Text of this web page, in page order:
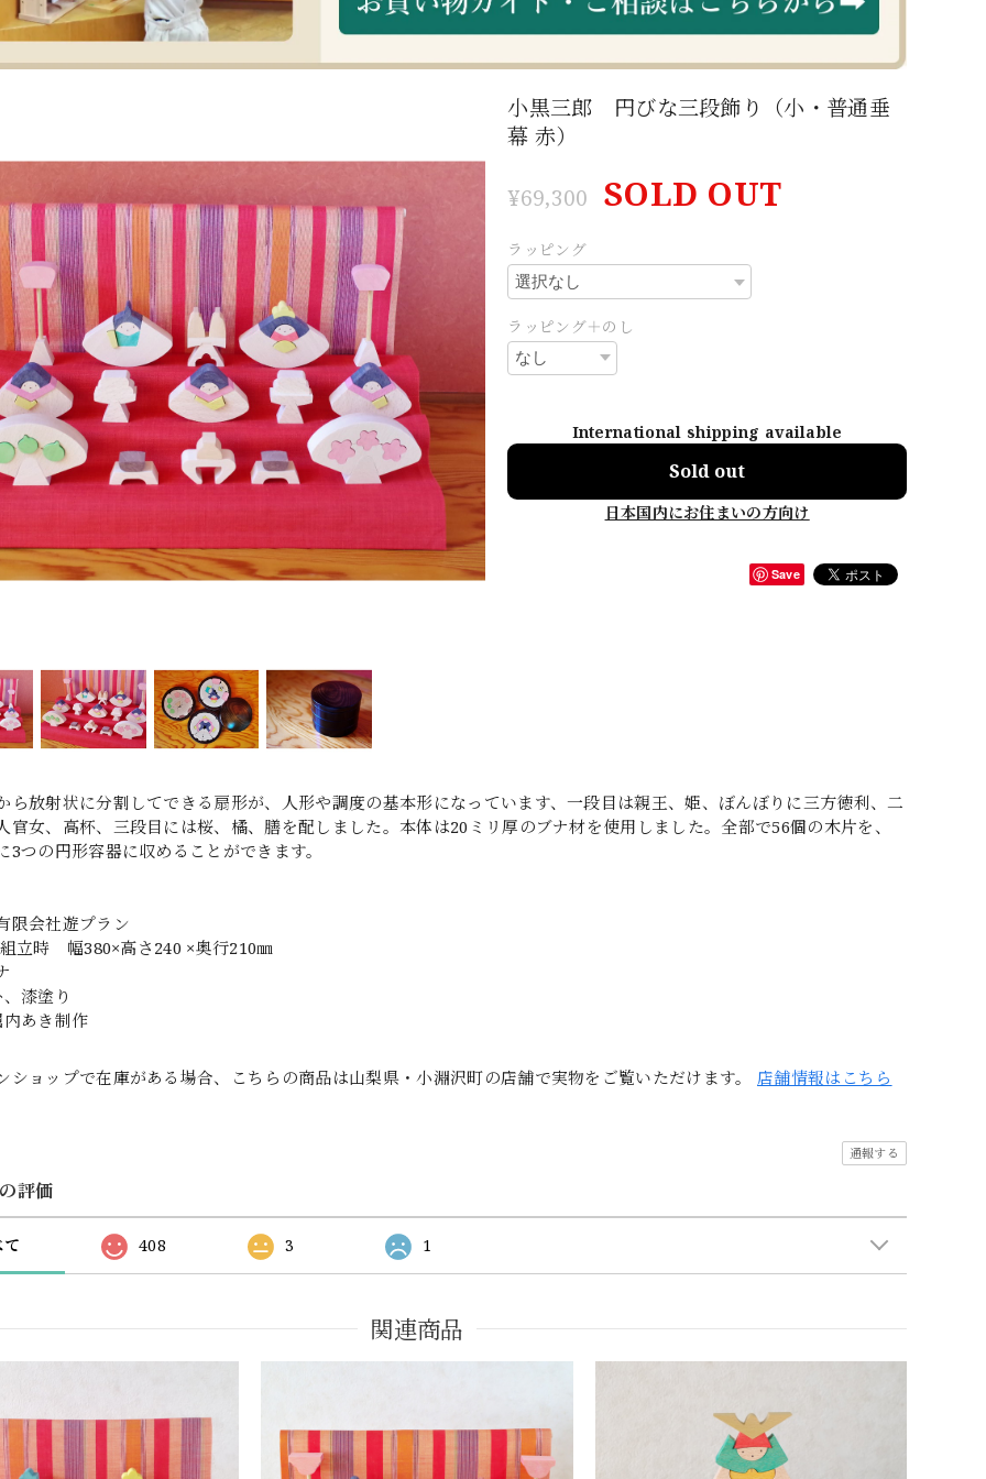
小黒三郎 円びな三段飾り（小・普通垂
幕 赤）
¥69,300 SOLD OUT
ラッピング
ラッピング＋のし
International shipping available
Sold out
日本国内にお住まいの方向け
Save
ら放射状に分割してできる扇形が、人形や調度の基本形になっています、一段目は親王、姫、ぼんぼりに三方徳利、二
官女、高杯、三段目には桜、橘、膳を配しました。本体は20ミリ厚のブナ材を使用しました。全部で56個の木片を、
3つの円形容器に収めることができます。
限会社遊プラン
立時 幅380×高さ240 ×奥行210㎜
漆塗り
あき制作
ショップで在庫がある場合、こちらの商品は山梨県・小淵沢町の店舗で実物をご覧いただけます。 店舗情報はこちら
通報する
評価
408 3 1
関連商品